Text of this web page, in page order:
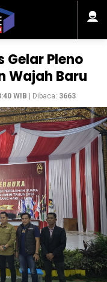
Gelar Pleno
Wajah Baru
WIB | Dibaca: 3663